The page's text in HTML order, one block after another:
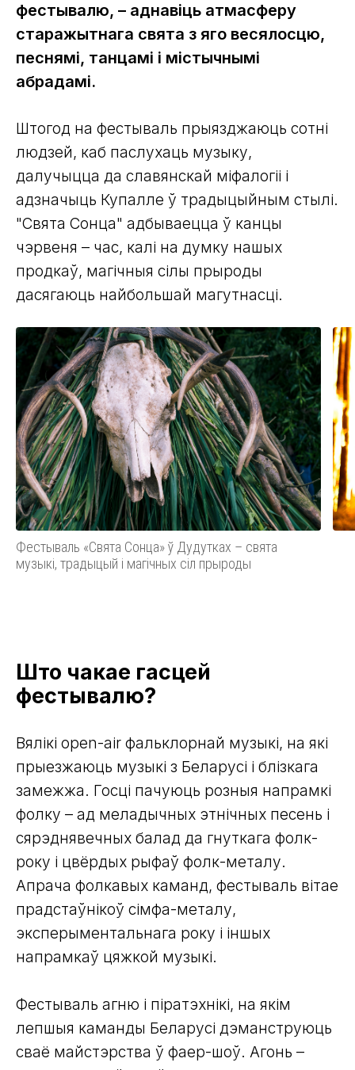
фестывалю, – аднавіць атмасферу
старажытнага свята з яго весялосцю,
песнямі, танцамі і містычнымі
абрадамі.
Штогод на фестываль прыязджаюць сотні
людзей, каб паслухаць музыку,
далучыцца да славянскай міфалогіі і
адзначыць Купалле ў традыцыйным стылі.
"Свята Сонца" адбываецца ў канцы
чэрвеня – час, калі на думку нашых
продкаў, магічныя сілы прыроды
дасягаюць найбольшай магутнасці.
Фестываль «Свята Сонца» ў Дудутках – свята
музыкі, традыцый і магічных сіл прыроды
Што чакае гасцей
фестывалю?
Вялікі open-air фальклорнай музыкі, на які
прыезжаюць музыкі з Беларусі і блізкага
замежжа. Госці пачуюць розныя напрамкі
фолку – ад меладычных этнічных песень і
сярэднявечных балад да гнуткага фолк-
року і цвёрдых рыфаў фолк-металу.
Апрача фолкавых каманд, фестываль вітае
прадстаўнікоў сімфа-металу,
эксперыментальнага року і іншых
напрамкаў цяжкой музыкі.
Фестываль агню і піратэхнікі, на якім
лепшыя каманды Беларусі дэманструюць
сваё майстэрства ў фаер-шоў. Агонь –